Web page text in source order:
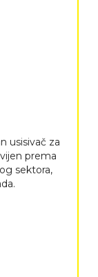
usisivač za
prema
sektora,